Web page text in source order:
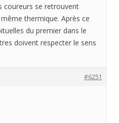
coureurs se retrouvent
thermique. Après ce
du premier dans le
doivent respecter le sens
#6251